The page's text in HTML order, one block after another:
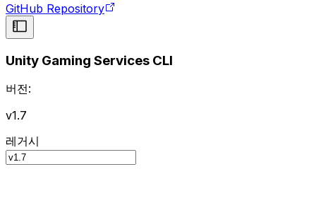
GitHub Repository
Unity Gaming Services CLI
버전:
v1.7
레거시